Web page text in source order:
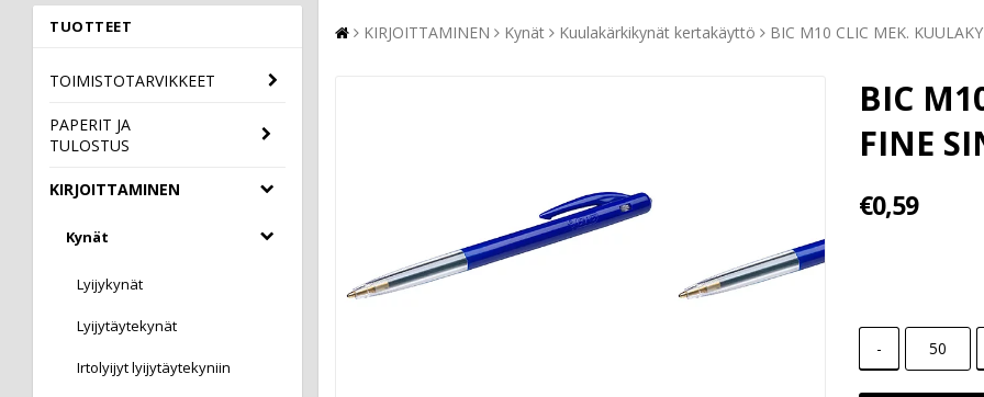
TUOTTEET
TOIMISTOTARVIKKEET
PAPERIT JA
TULOSTUS
KIRJOITTAMINEN
Kynät
Lyijykynät
Lyijytäytekynät
Irtolyijyt lyijytäytekyniin
KIRJOITTAMINEN Kynät Kuulakärkikynät kertakäyttö BIC M10 CLIC MEK.
BIC
FINE
€0,59
-